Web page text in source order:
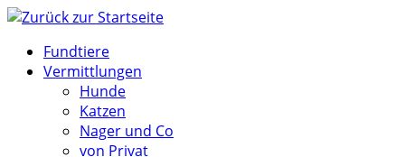
Zum
springenFundtiere
Vermittlungen
Hunde
Katzen
Nager und Co
von Privat